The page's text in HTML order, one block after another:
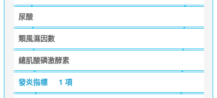
尿酸
類風濕因數
總肌酸磷激酵素
發炎指標 1 項